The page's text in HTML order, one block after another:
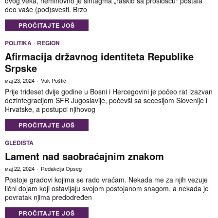
deo vaše (pod)svesti. Brzo
PROČITAJTE JOŠ
POLITIKA · REGION
Afirmacija državnog identiteta Republike
Srpske
мај 23, 2024 Vuk Poštić
Prije trideset dvije godine u Bosni i Hercegovini je počeo rat izazvan
dezintegracijom SFR Jugoslavije, počevši sa secesijom Slovenije i
Hrvatske, a postupci njihovog
PROČITAJTE JOŠ
GLEDIŠTA
Lament nad saobraćajnim znakom
мај 22, 2024 Redakcija Opseg
Postoje gradovi kojima se rado vraćam. Nekada me za njih vezuje
lični dojam koji ostavljaju svojom postojanom snagom, a nekada je
povratak njima predodređen
PROČITAJTE JOŠ